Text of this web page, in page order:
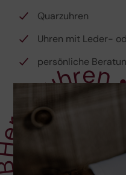
Quarzuhren
Uhren mit Leder-
persönliche